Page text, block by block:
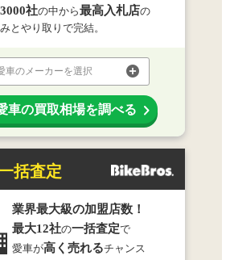
3000社の中から最高入札店の
みとやり取りで完結。
車のメーカーを選択
車の買取相場を調べる
括査定
業界最大級の加盟店数！
最大12社の一括査定で
愛車が高く売れるチャンス